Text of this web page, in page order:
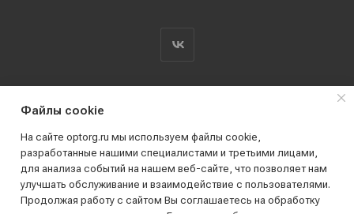
2019 - 2026 © АО КПК "Ставропольстройопторг"
Все права защищены
Файлы cookie
На сайте optorg.ru мы используем файлы cookie,
разработанные нашими специалистами и третьими лицами,
для анализа событий на нашем веб-сайте, что позволяет нам
улучшать обслуживание и взаимодействие с пользователями.
Продолжая работу с сайтом Вы соглашаетесь на обработку